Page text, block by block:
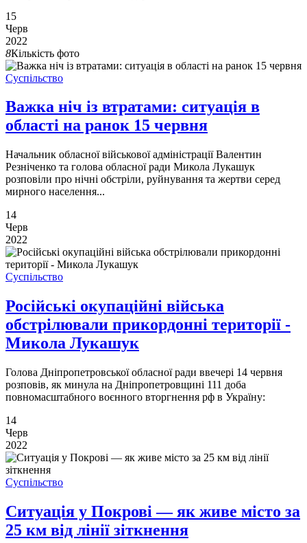
15
Черв
2022
8Кількість фото
Суспільство
Важка ніч із втратами: ситуація в
області на ранок 15 червня
Начальник обласної військової адміністрації Валентин
Резніченко та голова обласної ради Микола Лукашук
розповіли про нічні обстріли, руйнування та жертви серед
мирного населення...
14
Черв
2022
Суспільство
Російські окупаційні війська
обстрілювали прикордонні території -
Микола Лукашук
Голова Дніпропетровської обласної ради ввечері 14 червня
розповів, як минула на Дніпропетровщині 111 доба
повномасштабного воєнного вторгнення рф в Україну:
14
Черв
2022
Суспільство
Ситуація у Покрові — як живе місто за
25 км від лінії зіткнення